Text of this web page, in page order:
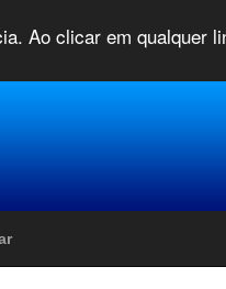
Ao clicar em qualquer